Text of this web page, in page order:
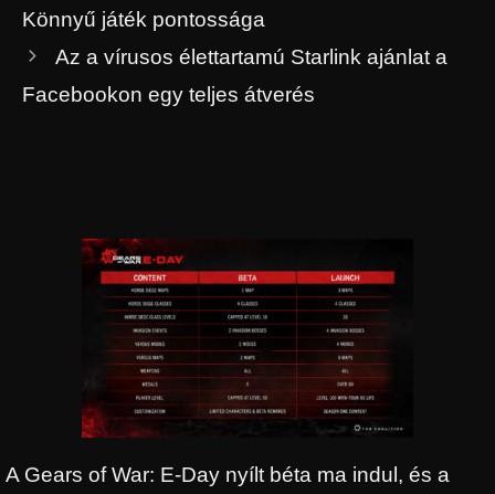
Könnyű játék pontossága
Az a vírusos élettartamú Starlink ajánlat a
Facebookon egy teljes átverés
A Gears of War: E-Day nyílt béta ma indul, és a